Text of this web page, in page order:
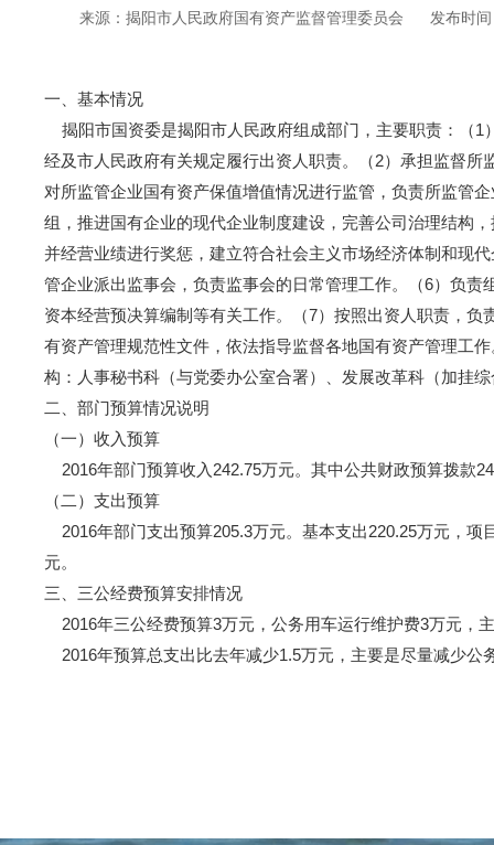
来源：揭阳市人民政府国有资产监督管理委员会 发布时
一、基本情况
揭阳市国资委是揭阳市人民政府组成部门，主要职责：（1
经及市人民政府有关规定履行出资人职责。（2）承担监督
对所监管企业国有资产保值增值情况进行监管，负责所监管
组，推进国有企业的现代企业制度建设，完善公司治理结构
并经营业绩进行奖惩，建立符合社会主义市场经济体制和现
管企业派出监事会，负责监事会的日常管理工作。（6）负
资本经营预决算编制等有关工作。（7）按照出资人职责，
有资产管理规范性文件，依法指导监督各地国有资产管理工
构：人事秘书科（与党委办公室合署）、发展改革科（加挂
二、部门预算情况说明
（一）收入预算
2016年部门预算收入242.75万元。其中公共财政预算拨款
（二）支出预算
2016年部门支出预算205.3万元。基本支出220.25万元，项
元。
三、三公经费预算安排情况
2016年三公经费预算3万元，公务用车运行维护费3万元，
2016年预算总支出比去年减少1.5万元，主要是尽量减少公